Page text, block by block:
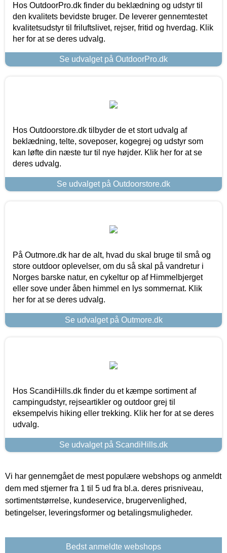
Hos OutdoorPro.dk finder du beklædning og udstyr til
den kvalitets bevidste bruger. De leverer gennemtestet
kvalitetsudstyr til friluftslivet, rejser, fritid og hverdag. Klik
her for at se deres udvalg.
Se udvalget på OutdoorPro.dk
Hos Outdoorstore.dk tilbyder de et stort udvalg af
beklædning, telte, soveposer, kogegrej og udstyr som
kan løfte din næste tur til nye højder. Klik her for at se
deres udvalg.
Se udvalget på Outdoorstore.dk
På Outmore.dk har de alt, hvad du skal bruge til små og
store outdoor oplevelser, om du så skal på vandretur i
Norges barske natur, en cykeltur op af Himmelbjerget
eller sove under åben himmel en lys sommernat. Klik
her for at se deres udvalg.
Se udvalget på Outmore.dk
Hos ScandiHills.dk finder du et kæmpe sortiment af
campingudstyr, rejseartikler og outdoor grej til
eksempelvis hiking eller trekking. Klik her for at se deres
udvalg.
Se udvalget på ScandiHills.dk
Vi har gennemgået de mest populære webshops og anmeldt
dem med stjerner fra 1 til 5 ud fra bl.a. deres prisniveau,
sortimentstørrelse, kundeservice, brugervenlighed,
betingelser, leveringsformer og betalingsmuligheder.
Bedst anmeldte webshops